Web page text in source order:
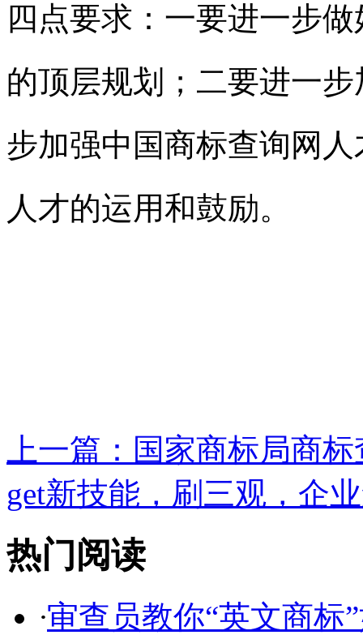
四点要求：一要进一步做
的顶层规划；二要进一
步加强中国商标查询网
人才的运用和鼓励。
上一篇： 国家商标局商
get新技能，刷三观，企
热门阅读
·审查员教你“英文商标